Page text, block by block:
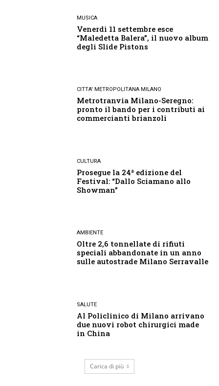
MUSICA
Venerdì 11 settembre esce
“Maledetta Balera”, il nuovo album
degli Slide Pistons
CITTA' METROPOLITANA MILANO
Metrotranvia Milano-Seregno:
pronto il bando per i contributi ai
commercianti brianzoli
CULTURA
Prosegue la 24ª edizione del
Festival: “Dallo Sciamano allo
Showman”
AMBIENTE
Oltre 2,6 tonnellate di rifiuti
speciali abbandonate in un anno
sulle autostrade Milano Serravalle
SALUTE
Al Policlinico di Milano arrivano
due nuovi robot chirurgici made
in China
Carica di più